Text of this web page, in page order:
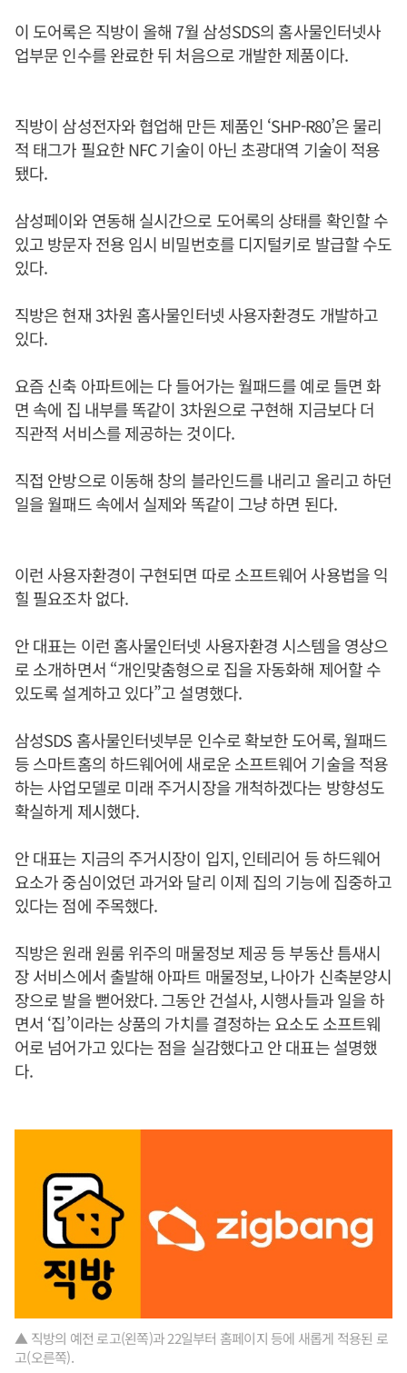
이 도어록은 직방이 올해 7월 삼성SDS의 홈사물인터넷사
업부문 인수를 완료한 뒤 처음으로 개발한 제품이다.
직방이 삼성전자와 협업해 만든 제품인 ‘SHP-R80’은 물리
적 태그가 필요한 NFC 기술이 아닌 초광대역 기술이 적용
됐다.
삼성페이와 연동해 실시간으로 도어록의 상태를 확인할 수
있고 방문자 전용 임시 비밀번호를 디지털키로 발급할 수도
있다.
직방은 현재 3차원 홈사물인터넷 사용자환경도 개발하고
있다.
요즘 신축 아파트에는 다 들어가는 월패드를 예로 들면 화
면 속에 집 내부를 똑같이 3차원으로 구현해 지금보다 더
직관적 서비스를 제공하는 것이다.
직접 안방으로 이동해 창의 블라인드를 내리고 올리고 하던
일을 월패드 속에서 실제와 똑같이 그냥 하면 된다.
이런 사용자환경이 구현되면 따로 소프트웨어 사용법을 익
힐 필요조차 없다.
안 대표는 이런 홈사물인터넷 사용자환경 시스템을 영상으
로 소개하면서 “개인맞춤형으로 집을 자동화해 제어할 수
있도록 설계하고 있다”고 설명했다.
삼성SDS 홈사물인터넷부문 인수로 확보한 도어록, 월패드
등 스마트홈의 하드웨어에 새로운 소프트웨어 기술을 적용
하는 사업모델로 미래 주거시장을 개척하겠다는 방향성도
확실하게 제시했다.
안 대표는 지금의 주거시장이 입지, 인테리어 등 하드웨어
요소가 중심이었던 과거와 달리 이제 집의 기능에 집중하고
있다는 점에 주목했다.
직방은 원래 원룸 위주의 매물정보 제공 등 부동산 틈새시
장 서비스에서 출발해 아파트 매물정보, 나아가 신축분양시
장으로 발을 뻗어왔다. 그동안 건설사, 시행사들과 일을 하
면서 ‘집’이라는 상품의 가치를 결정하는 요소도 소프트웨
어로 넘어가고 있다는 점을 실감했다고 안 대표는 설명했
다.
▲ 직방의 예전 로고(왼쪽)과 22일부터 홈페이지 등에 새롭게 적용된 로
고(오른쪽).